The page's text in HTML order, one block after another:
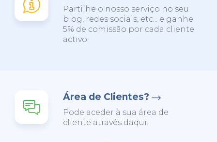
Partilhe o nosso serviço no seu
blog, redes sociais, etc... e ganhe
5% de comissão por cada cliente
activo.
Área de Clientes?
Pode aceder à sua área de
cliente através daqui.